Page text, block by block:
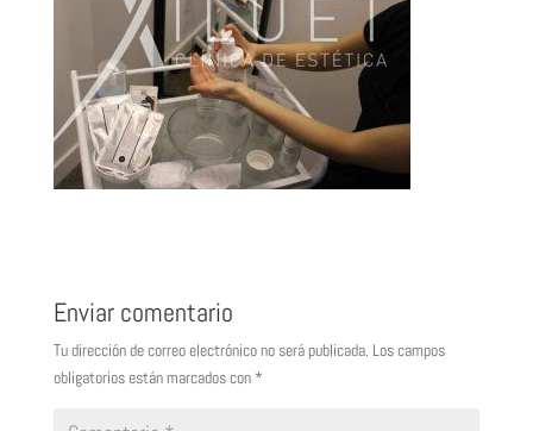
Enviar comentario
Tu dirección de correo electrónico no será publicada. Los campos
obligatorios están marcados con *